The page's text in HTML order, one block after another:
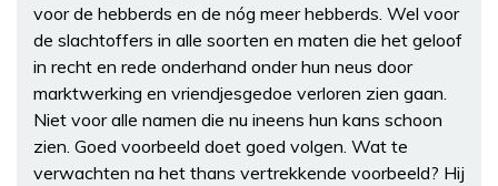
voor de hebberds en de nóg meer hebberds. Wel voor
de slachtoffers in alle soorten en maten die het geloof
in recht en rede onderhand onder hun neus door
marktwerking en vriendjesgedoe verloren zien gaan.
Niet voor alle namen die nu ineens hun kans schoon
zien. Goed voorbeeld doet goed volgen. Wat te
verwachten na het thans vertrekkende voorbeeld? Hij